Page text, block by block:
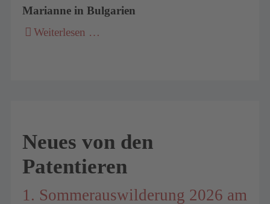
Marianne in Bulgarien
Weiterlesen …
Neues von den
Patentieren
1. Sommerauswilderung 2026 am